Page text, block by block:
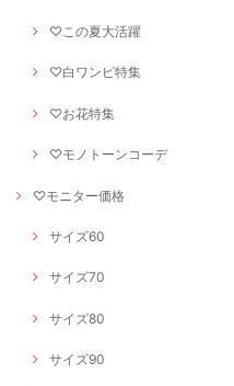
♡この夏大活躍
♡白ワンピ特集
♡お花特集
♡モノトーンコーデ
♡モニター価格
サイズ60
サイズ70
サイズ80
サイズ90